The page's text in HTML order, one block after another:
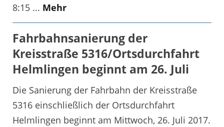
8:15 ... Mehr
Fahrbahnsanierung der
Kreisstraße 5316/Ortsdurchfahrt
Helmlingen beginnt am 26. Juli
Die Sanierung der Fahrbahn der Kreisstraße
5316 einschließlich der Ortsdurchfahrt
Helmlingen beginnt am Mittwoch, 26. Juli 2017.